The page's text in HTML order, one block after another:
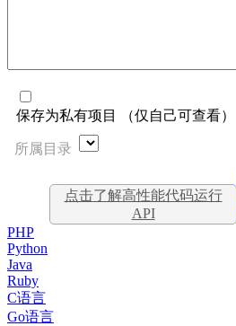
保存为私有项目 （仅自己可查看）
所属目录
点击了解高性能代码运行
API
PHP
Python
Java
Ruby
C语言
Go语言